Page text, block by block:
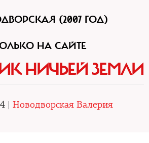
(2007 ГОД)
НА САЙТЕ
НИЧЬЕЙ ЗЕМЛИ
| Новодворская Валерия